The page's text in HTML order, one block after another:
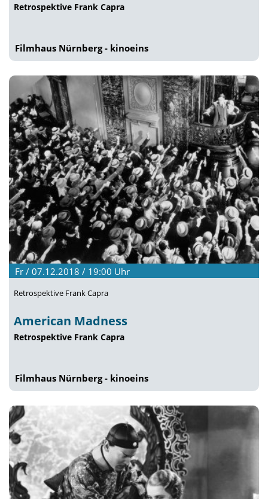
Retrospektive Frank Capra
Filmhaus Nürnberg - kinoeins
Fr / 07.12.2018 / 19:00 Uhr
Retrospektive Frank Capra
American Madness
Retrospektive Frank Capra
Filmhaus Nürnberg - kinoeins